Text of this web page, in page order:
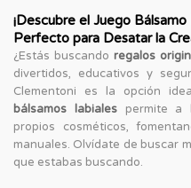
¡Descubre el Juego
Perfecto para Desatar la
¿Estás buscando regalos
divertidos, educativos y
Clementoni es la opción
bálsamos labialespermite a
propios cosméticos,
manuales. Olvídate de buscar
que estabas buscando.